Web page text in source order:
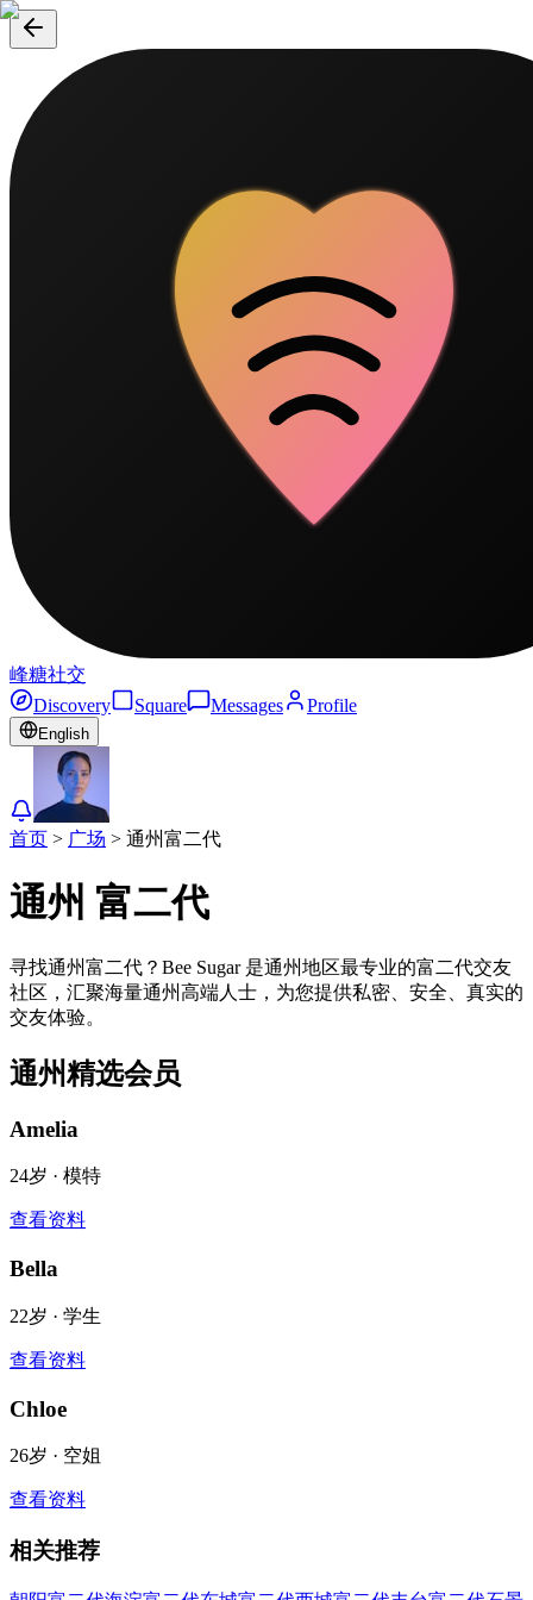
峰糖社交
Discovery
Square Messages Profile
English
首页 > 广场 > 通州富二代
通州 富二代
寻找通州富二代？Bee Sugar 是通州地区最专业的富二代交友
社区，汇聚海量通州高端人士，为您提供私密、安全、真实的
交友体验。
通州精选会员
Amelia
24岁 · 模特
查看资料
Bella
22岁 · 学生
查看资料
Chloe
26岁 · 空姐
查看资料
相关推荐